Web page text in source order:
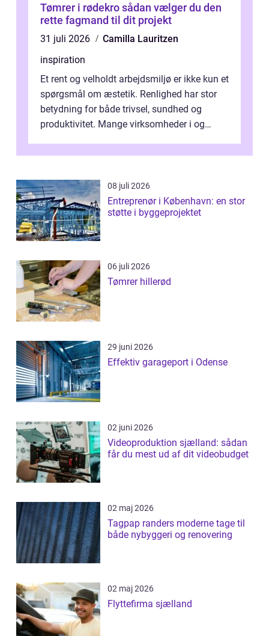
Tømrer i rødekro sådan vælger du den
rette fagmand til dit projekt
31 juli 2026
Camilla Lauritzen
inspiration
Et rent og velholdt arbejdsmiljø er ikke kun et
spørgsmål om æstetik. Renlighed har stor
betydning for både trivsel, sundhed og
produktivitet. Mange virksomheder i og
08 juli 2026
Entreprenør i København: en stor
støtte i byggeprojektet
06 juli 2026
Tømrer hillerød
29 juni 2026
Effektiv garageport i Odense
02 juni 2026
Videoproduktion sjælland: sådan
får du mest ud af dit videobudget
02 maj 2026
Tagpap randers moderne tage til
både nybyggeri og renovering
02 maj 2026
Flyttefirma sjælland